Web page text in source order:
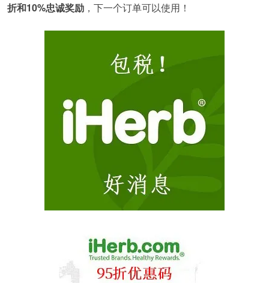
折和10%忠诚奖励 ，下一个订单可以使用！